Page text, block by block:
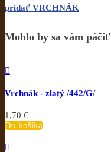
pridať VRCHNÁK
Mohlo by sa vám páčiť

Vrchnák - zlatý /442/G/
1,70 €
Do košíka
